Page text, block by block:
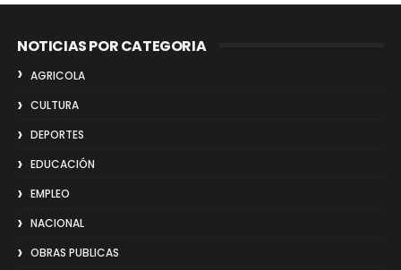
NOTICIAS POR CATEGORIA
AGRICOLA
CULTURA
DEPORTES
EDUCACIÓN
EMPLEO
NACIONAL
OBRAS PUBLICAS